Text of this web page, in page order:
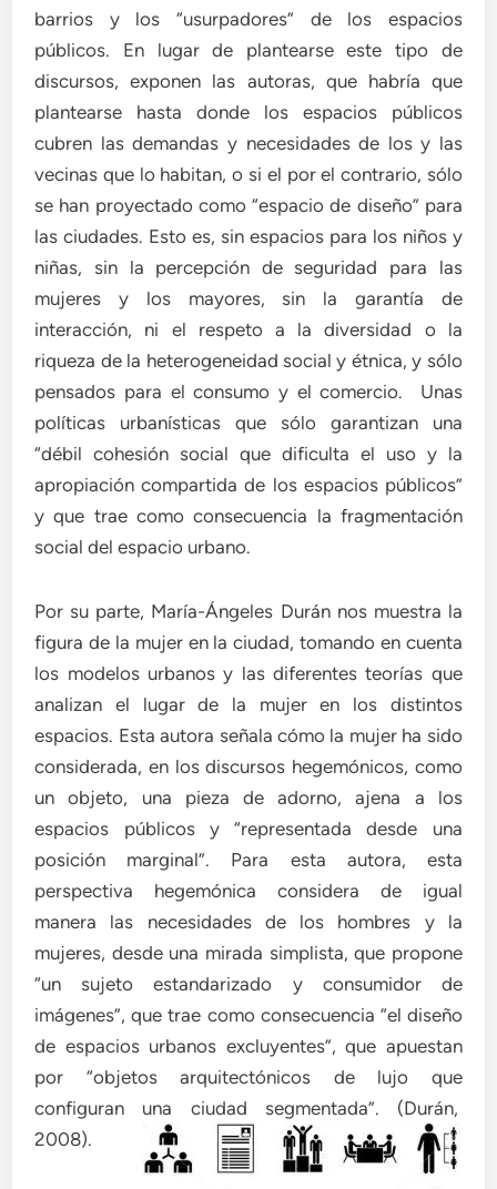
barrios y los “usurpadores” de los espacios
públicos. En lugar de plantearse este tipo de
discursos, exponen las autoras, que habría que
plantearse hasta donde los espacios públicos
cubren las demandas y necesidades de los y las
vecinas que lo habitan, o si el por el contrario, sólo
se han proyectado como “espacio de diseño” para
las ciudades. Esto es, sin espacios para los niños y
niñas, sin la percepción de seguridad para las
mujeres y los mayores, sin la garantía de
interacción, ni el respeto a la diversidad o la
riqueza de la heterogeneidad social y étnica, y sólo
pensados para el consumo y el comercio. Unas
políticas urbanísticas que sólo garantizan una
“débil cohesión social que dificulta el uso y la
apropiación compartida de los espacios públicos”
y que trae como consecuencia la fragmentación
social del espacio urbano.
Por su parte, María-Ángeles Durán nos muestra la
figura de la mujer en la ciudad, tomando en cuenta
los modelos urbanos y las diferentes teorías que
analizan el lugar de la mujer en los distintos
espacios. Esta autora señala cómo la mujer ha sido
considerada, en los discursos hegemónicos, como
un objeto, una pieza de adorno, ajena a los
espacios públicos y “representada desde una
posición marginal”. Para esta autora, esta
perspectiva hegemónica considera de igual
manera las necesidades de los hombres y la
mujeres, desde una mirada simplista, que propone
“un sujeto estandarizado y consumidor de
imágenes”, que trae como consecuencia “el diseño
de espacios urbanos excluyentes”, que apuestan
por “objetos arquitectónicos de lujo que
configuran una ciudad segmentada”. (Durán,
2008).